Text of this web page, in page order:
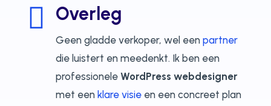
 Overleg
Geen gladde verkoper, wel een partner
die luistert en meedenkt. Ik ben een
professionele WordPress webdesigner
met een klare visieen een concreet plan